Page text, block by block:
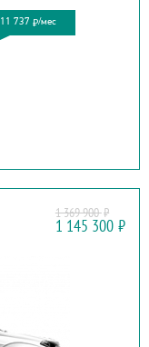
737 ₽/мес
1 369 900₽
1 145 300 ₽